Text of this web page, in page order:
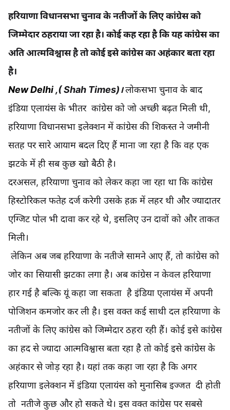
हरियाणा विधानसभा चुनाव के नतीजों के लिए कांग्रेस को
जिम्मेदार ठहराया जा रहा है। कोई कह रहा है कि यह कांग्रेस का
अति आत्मविश्वास है तो कोई इसे कांग्रेस का अहंकार बता रहा
है।
New Delhi ,(Shah Times)।लोकसभा चुनाव के बाद
इंडिया एलायंस के भीतर कांग्रेस को जो अच्छी बढ़त मिली थी,
हरियाणा विधानसभा इलेक्शन में कांग्रेस की शिकस्त ने जमीनी
सतह पर सारे आयाम बदल दिए हैं माना जा रहा है कि वह एक
झटके में ही सब कुछ खो बैठी है।
दरअसल, हरियाणा चुनाव को लेकर कहा जा रहा था कि कांग्रेस
हिस्टोरिकल फतेह दर्ज करेगी उसके हक़ में लहर थी और ज्यादातर
एग्जिट पोल भी दावा कर रहे थे, इसलिए उन दावों को और ताकत
मिली।
लेकिन अब जब हरियाणा के नतीजे सामने आए हैं, तो कांग्रेस को
जोर का सियासी झटका लगा है। अब कांग्रेस न केवल हरियाणा
हार गई है बल्कि यूं कहा जा सकता है इंडिया एलायंस में अपनी
पोजिशन कमजोर कर ली है। इस वक्त कई साथी दल हरियाणा के
नतीजों के लिए कांग्रेस को जिम्मेदार ठहरा रही हैं। कोई इसे कांग्रेस
का हद से ज्यादा आत्मविश्वास बता रहा है तो कोई इसे कांग्रेस के
अहंकार से जोड़ रहा है। यहां तक ​​कहा जा रहा है कि अगर
हरियाणा इलेक्शन में इंडिया एलायंस को मुनासिब इज्जत दी होती
तो नतीजे कुछ और हो सकते थे। इस वक्त कांग्रेस पर सबसे